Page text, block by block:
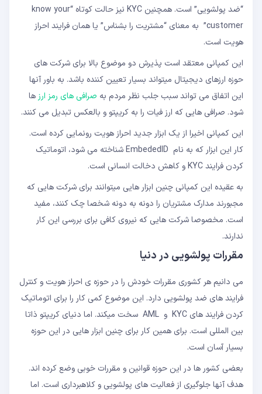
“ضد پولشویی” است. همچنین KYC نیز حالت کوتاه “know your
customer” به معنای “مشتریت را بشناس” یا همان فرایند احراز
هویت است.
این کمپانی معتقد است پذیرش دو موضوع بالا برای شرکت های
حوزه ارزهای دیجیتال میتواند بسیار تعیین کننده باشد. به باور آنها
این اتفاق می تواند سبب جلب نظر مردم به صرافی های رمز ارز ها
شود. صرافی هایی که ارز فیات را به کریپتو و بالعکس تبدیل می کنند.
این کمپانی اخیرا از یک ابزار جدید احراز هویت رونمایی کرده است.
کار این ابزار که به نام EmbededID شناخته می شود، اتوماتیک
کردن فرایند KYC و کاهش دخالت انسانی است.
به عقیده این کمپانی چنین ابزار هایی میتوانند برای شرکت هایی که
مجبورند مدارک مشتریان را دونه به دونه شخصا چک کنند، مفید
است. مخصوصا شرکت هایی که نیروی کافی برای بررسی این کار
ندارند.
مقررات پولشویی در دنیا
می دانیم هر کشوری مقررات خودش را در حوزه ی احراز هویت و کنترل
فرایند های ضد پولشویی دارد. این موضوع کمی کار را برای اتوماتیک
کردن فرایند های KYC و AML سخت میکند. اما دنیای کریپتو ذاتا
بین المللی است. برای همین کار برای چنین ابزار هایی در این حوزه
بسیار آسان است.
بعضی کشور ها در این حوزه قوانین و مقررات خوبی وضع کرده اند.
هدف آنها جلوگیری از فعالیت های پولشویی و کلاهبرداری است. اما